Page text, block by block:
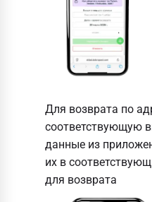
Для возврата по
соответствующую
данные из
их в
для возврата